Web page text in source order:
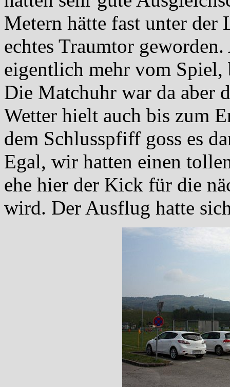
Metern hätte fast unter der
echtes Traumtor
eigentlich mehr vom Spiel,
Die Matchuhr war da aber
Wetter hielt auch bis zum
dem Schlusspfiff goss es
Egal, wir hatten einen
ehe hier der Kick für die
wird. Der Ausflug hatte